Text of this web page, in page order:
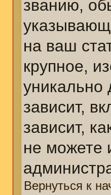
званию,
на ваш
крупное,
уникально
зависит,
зависит,
не можете
Вернуться к